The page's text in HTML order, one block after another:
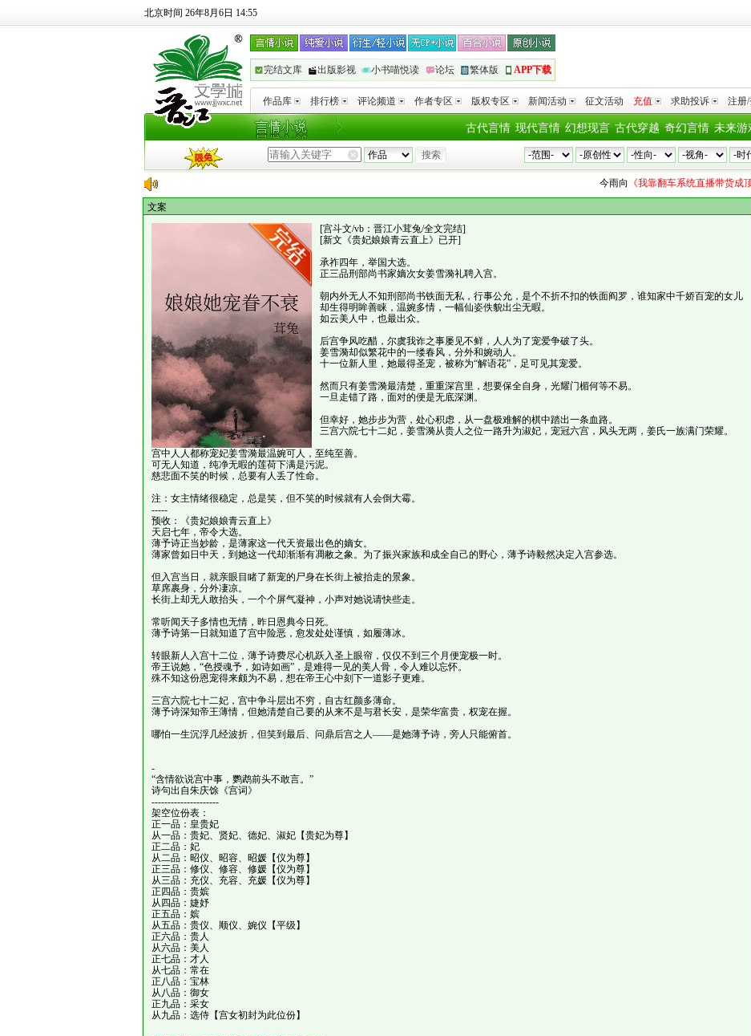
北京时间 26年8月6日 14:55
完结文库 出版影视 小书喵悦读 论坛 繁体版 APP下载
作品库 排行榜 评论频道 作者专区 版权专区 新闻活动 征文活动 充值 求助投诉 注册/
未来游
奇幻言情
古代穿越
幻想现言
现代言情
古代言情
向《我靠翻车系统直播带货成顶流》
文案
[宫斗文/vb：晋江小茸兔/全文完结]
[新文《贵妃娘娘青云直上》已开]
承祚四年，举国大选。
正三品刑部尚书家嫡次女姜雪漪礼聘入宫。
朝内外无人不知刑部尚书铁面无私，行事公允，是个不折不扣的铁面阎罗，谁知家中千娇百宠的女儿
却生得明眸善睐，温婉多情，一幅仙姿佚貌出尘无暇。
如云美人中，也最出众。
后宫争风吃醋，尔虞我诈之事屡见不鲜，人人为了宠爱争破了头。
姜雪漪却似繁花中的一缕春风，分外和婉动人。
十一位新人里，她最得圣宠，被称为“解语花”，足可见其宠爱。
然而只有姜雪漪最清楚，重重深宫里，想要保全自身，光耀门楣何等不易。
一旦走错了路，面对的便是无底深渊。
但幸好，她步步为营，处心积虑，从一盘极难解的棋中踏出一条血路。
三宫六院七十二妃，姜雪漪从贵人之位一路升为淑妃，宠冠六宫，风头无两，姜氏一族满门荣耀。
宫中人人都称宠妃姜雪漪最温婉可人，至纯至善。
可无人知道，纯净无暇的莲荷下满是污泥。
慈悲面不笑的时候，总要有人丢了性命。
注：女主情绪很稳定，总是笑，但不笑的时候就有人会倒大霉。
-----
预收：《贵妃娘娘青云直上》
天启七年，帝令大选。
薄予诗正当妙龄，是薄家这一代天资最出色的嫡女。
薄家曾如日中天，到她这一代却渐渐有凋敝之象。为了振兴家族和成全自己的野心，薄予诗毅然决定入宫参选。
但入宫当日，就亲眼目睹了新宠的尸身在长街上被抬走的景象。
草席裹身，分外凄凉。
长街上却无人敢抬头，一个个屏气凝神，小声对她说请快些走。
常听闻天子多情也无情，昨日恩典今日死。
薄予诗第一日就知道了宫中险恶，愈发处处谨慎，如履薄冰。
转眼新人入宫十二位，薄予诗费尽心机跃入圣上眼帘，仅仅不到三个月便宠极一时。
帝王说她，“色授魂予，如诗如画”，是难得一见的美人骨，令人难以忘怀。
殊不知这份恩宠得来颇为不易，想在帝王心中刻下一道影子更难。
三宫六院七十二妃，宫中争斗层出不穷，自古红颜多薄命。
薄予诗深知帝王薄情，但她清楚自己要的从来不是与君长安，是荣华富贵，权宠在握。
哪怕一生沉浮几经波折，但笑到最后、问鼎后宫之人——是她薄予诗，旁人只能俯首。
-
“含情欲说宫中事，鹦鹉前头不敢言。”
诗句出自朱庆馀《宫词》
---------------------
架空位份表：
正一品：皇贵妃
从一品：贵妃、贤妃、德妃、淑妃【贵妃为尊】
正二品：妃
从二品：昭仪、昭容、昭媛【仪为尊】
正三品：修仪、修容、修媛【仪为尊】
从三品：充仪、充容、充媛【仪为尊】
正四品：贵嫔
从四品：婕妤
正五品：嫔
从五品：贵仪、顺仪、婉仪【平级】
正六品：贵人
从六品：美人
正七品：才人
从七品：常在
正八品：宝林
从八品：御女
正九品：采女
从九品：选侍【宫女初封为此位份】